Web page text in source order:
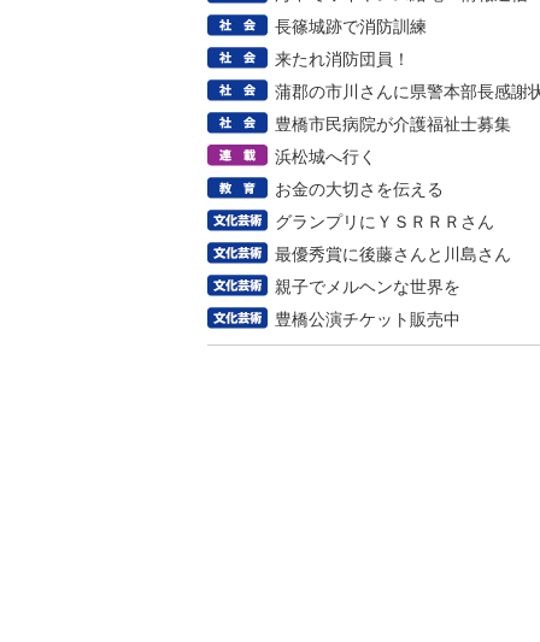
長篠城跡で消防訓練
来たれ消防団員！
蒲郡の市川さんに県警本部長感謝
豊橋市民病院が介護福祉士募集
浜松城へ行く
お金の大切さを伝える
グランプリにＹＳＲＲＲさん
最優秀賞に後藤さんと川島さん
親子でメルヘンな世界を
豊橋公演チケット販売中